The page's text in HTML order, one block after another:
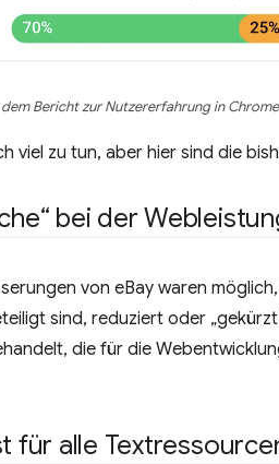
dem Bericht zur Nutzererfahrung in
viel zu tun, aber hier sind die
bei der
von eBay waren
sind, reduziert oder
die für die
für alle